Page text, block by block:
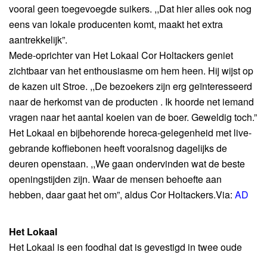
vooral geen toegevoegde suikers. ,,Dat hier alles ook nog
eens van lokale producenten komt, maakt het extra
aantrekkelijk”.
Mede-oprichter van Het Lokaal Cor Holtackers geniet
zichtbaar van het enthousiasme om hem heen. Hij wijst op
de kazen uit Stroe. ,,De bezoekers zijn erg geïnteresseerd
naar de herkomst van de producten . Ik hoorde net iemand
vragen naar het aantal koeien van de boer. Geweldig toch.”
Het Lokaal en bijbehorende horeca-gelegenheid met live-
gebrande koffiebonen heeft vooralsnog dagelijks de
deuren openstaan. ,,We gaan ondervinden wat de beste
openingstijden zijn. Waar de mensen behoefte aan
hebben, daar gaat het om”, aldus Cor Holtackers.Via: AD
Het Lokaal
Het Lokaal is een foodhal dat is gevestigd in twee oude